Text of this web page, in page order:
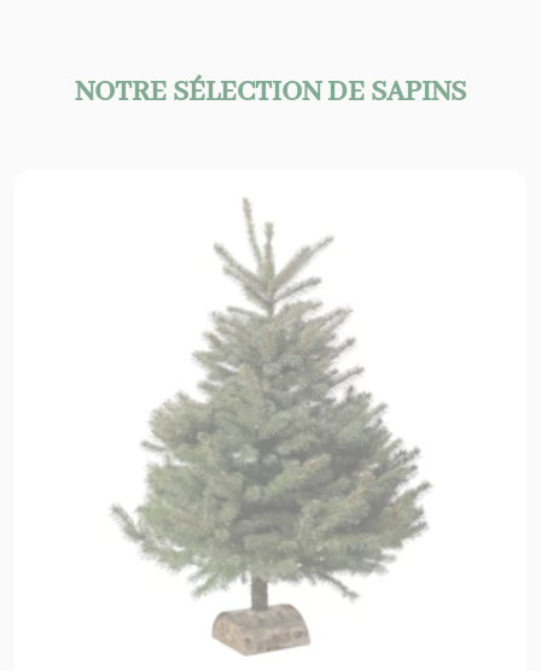
NOTRE SÉLECTION DE SAPINS